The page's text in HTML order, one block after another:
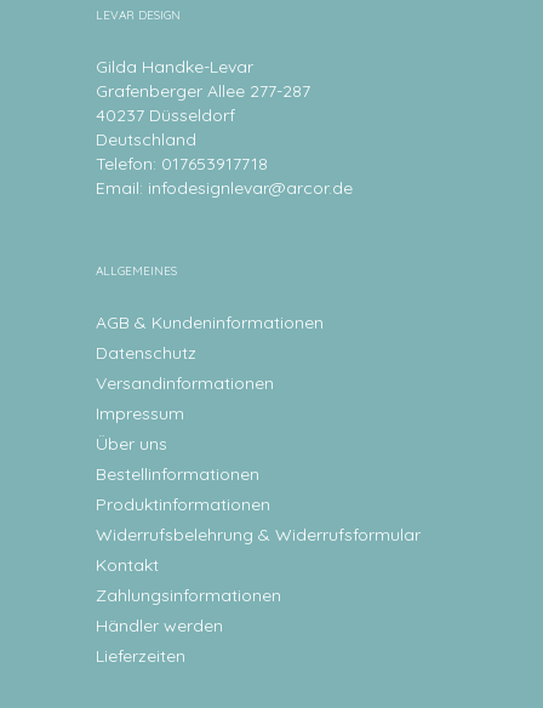
LEVAR DESIGN
Gilda Handke-Levar
Grafenberger Allee 277-287
40237 Düsseldorf
Deutschland
Telefon: 017653917718
Email: infodesignlevar@arcor.de
ALLGEMEINES
AGB & Kundeninformationen
Datenschutz
Versandinformationen
Impressum
Über uns
Bestellinformationen
Produktinformationen
Widerrufsbelehrung & Widerrufsformular
Kontakt
Zahlungsinformationen
Händler werden
Lieferzeiten